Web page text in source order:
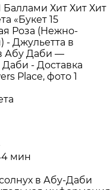
Баллами Хит Хит Хит
мин
в Абу-Даби